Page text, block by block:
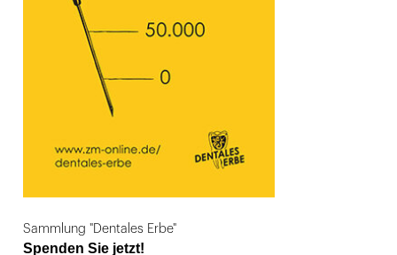
Sammlung "Dentales Erbe"
Spenden Sie jetzt!